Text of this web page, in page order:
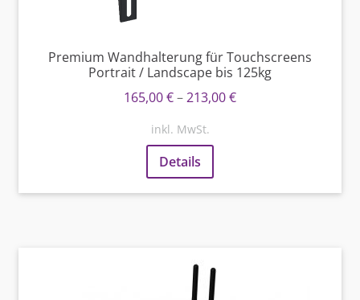
Premium Wandhalterung für Touchscreens
Portrait / Landscape bis 125kg
165,00€–213,00€
inkl. MwSt.
Details